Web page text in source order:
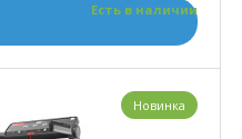
Есть в наличии
Новинка